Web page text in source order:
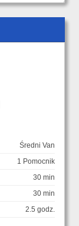
Średni Van
1 Pomocnik
30 min
30 min
2.5 godz.